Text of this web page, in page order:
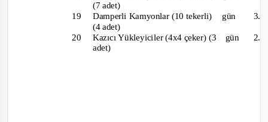
(7 adet)
19 Damperli Kamyonlar (10 tekerli) gün
(4 adet)
20 Kazıcı Yükleyiciler (4x4 çeker) (3 gün
adet)